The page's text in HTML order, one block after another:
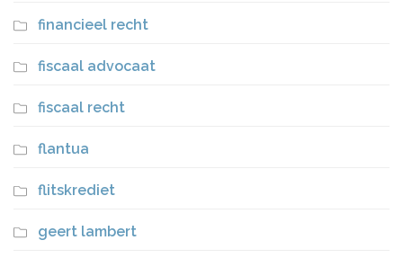
financieel recht
fiscaal advocaat
fiscaal recht
flantua
flitskrediet
geert lambert